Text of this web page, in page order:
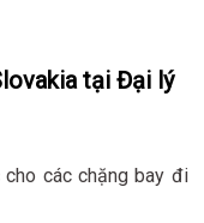
tại Đại lý
các chặng bay đi